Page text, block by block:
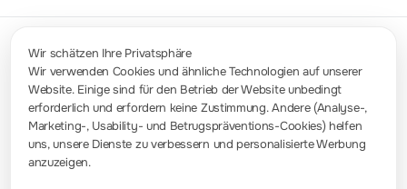
Wir schätzen Ihre Privatsphäre
Wir verwenden Cookies und ähnliche Technologien auf unserer
Website. Einige sind für den Betrieb der Website unbedingt
erforderlich und erfordern keine Zustimmung. Andere (Analyse-,
Marketing-, Usability- und Betrugspräventions-Cookies) helfen
uns, unsere Dienste zu verbessern und personalisierte Werbung
anzuzeigen.
Kontakt
info-europe@rigol.com ; service.eu@rigol.com
+49 (0)8105 - 27292-0